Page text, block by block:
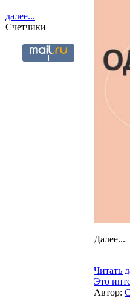
далее...
Счетчики
Далее...
Читать
Это
Автор: